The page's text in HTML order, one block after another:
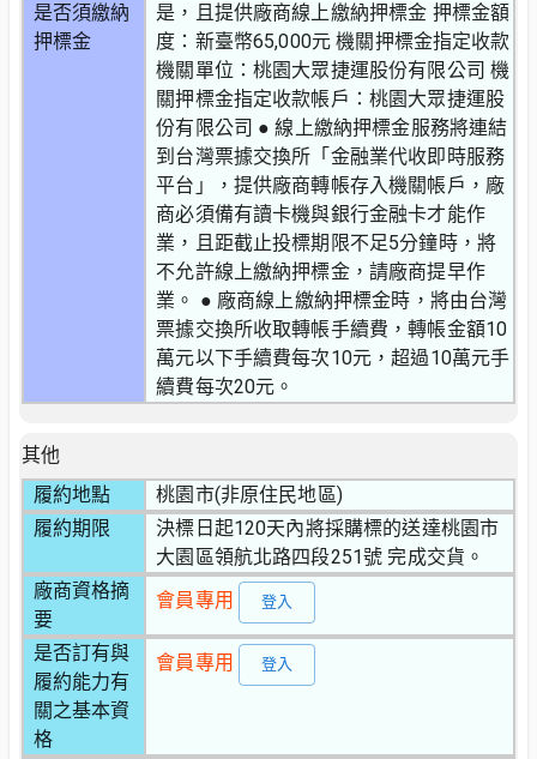
是否須繳納
押標金
是，且提供廠商線上繳納押標金 押標金額
度：新臺幣65,000元 機關押標金指定收款
機關單位：桃園大眾捷運股份有限公司 機
關押標金指定收款帳戶：桃園大眾捷運股
份有限公司 ● 線上繳納押標金服務將連結
到台灣票據交換所「金融業代收即時服務
平台」，提供廠商轉帳存入機關帳戶，廠
商必須備有讀卡機與銀行金融卡才能作
業，且距截止投標期限不足5分鐘時，將
不允許線上繳納押標金，請廠商提早作
業。 ● 廠商線上繳納押標金時，將由台灣
票據交換所收取轉帳手續費，轉帳金額10
萬元以下手續費每次10元，超過10萬元手
續費每次20元。
其他
履約地點
桃園市(非原住民地區)
履約期限
決標日起120天內將採購標的送達桃園市
大園區領航北路四段251號 完成交貨。
廠商資格摘
要
會員專用 登入
是否訂有與
履約能力有
關之基本資
格
會員專用 登入